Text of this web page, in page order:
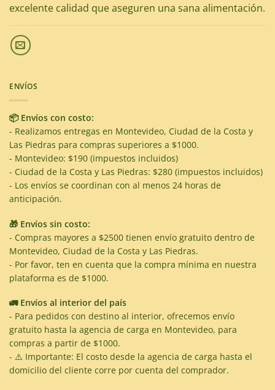
excelente calidad que aseguren una sana alimentación.
ENVÍOS
📦 Envíos con costo:
- Realizamos entregas en Montevideo, Ciudad de la Costa y
Las Piedras para compras superiores a $1000.
- Montevideo: $190 (impuestos incluidos)
- Ciudad de la Costa y Las Piedras: $280 (impuestos incluidos)
- Los envíos se coordinan con al menos 24 horas de
anticipación.
🎁 Envíos sin costo:
- Compras mayores a $2500 tienen envío gratuito dentro de
Montevideo, Ciudad de la Costa y Las Piedras.
- Por favor, ten en cuenta que la compra mínima en nuestra
plataforma es de $1000.
🚛 Envíos al interior del país
- Para pedidos con destino al interior, ofrecemos envío
gratuito hasta la agencia de carga en Montevideo, para
compras a partir de $1000.
- ⚠️ Importante: El costo desde la agencia de carga hasta el
domicilio del cliente corre por cuenta del comprador.